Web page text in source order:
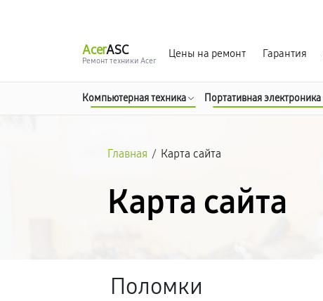
AcerASC
Ремонт техники Acer
Цены на ремонт Гарантия
Компьютерная техника Портативная электроника
Главная / Карта сайта
Карта сайта
Поломки